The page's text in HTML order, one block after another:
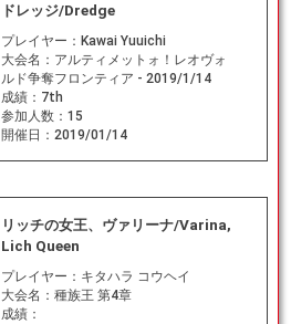
ドレッジ/Dredge
プレイヤー： Kawai Yuuichi
大会名： アルティメットォ！レオヴォ
ルド争奪フロンティア - 2019/1/14
成績： 7th
参加人数： 15
開催日： 2019/01/14
リッチの女王、ヴァリーナ/Varina,
Lich Queen
プレイヤー： キタハラ コウヘイ
大会名： 種族王 第4章
成績：